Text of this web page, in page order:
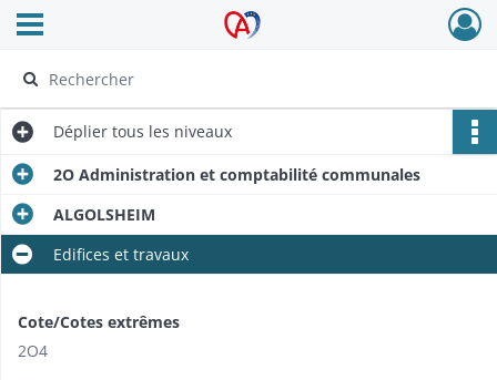
Archives Alsace - Colmar
Ouvrir le menu déroulant
Déplier tous les niveaux
2O Administration et comptabilité communales
ALGOLSHEIM
Edifices et travaux
Cote/Cotes extrêmes
2O4